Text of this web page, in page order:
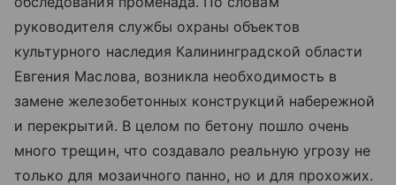
руководителя службы охраны объектов
культурного наследия Калининградской области
Евгения Маслова, возникла необходимость в
замене железобетонных конструкций набережной
и перекрытий. В целом по бетону пошло очень
много трещин, что создавало реальную угрозу не
только для мозаичного панно, но и для прохожих.